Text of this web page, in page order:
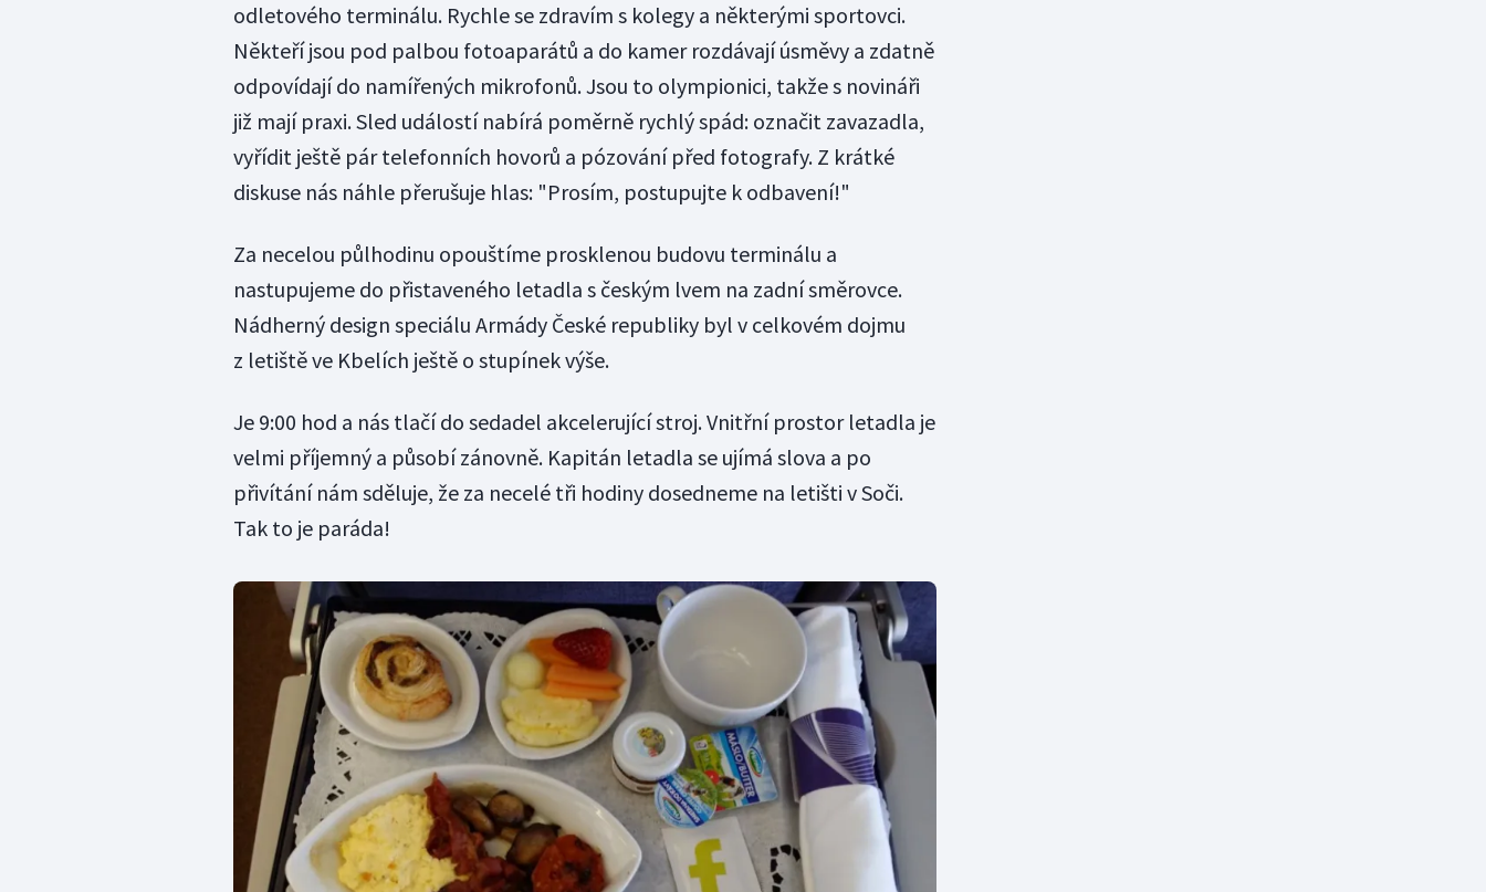
odletového terminálu. Rychle se zdravím s kolegy a některými sportovci.
Někteří jsou pod palbou fotoaparátů a do kamer rozdávají úsměvy a zdatně
odpovídají do namířených mikrofonů. Jsou to olympionici, takže s novináři
již mají praxi. Sled událostí nabírá poměrně rychlý spád: označit zavazadla,
vyřídit ještě pár telefonních hovorů a pózování před fotografy. Z krátké
diskuse nás náhle přerušuje hlas: "Prosím, postupujte k odbavení!"
Za necelou půlhodinu opouštíme prosklenou budovu terminálu a
nastupujeme do přistaveného letadla s českým lvem na zadní směrovce.
Nádherný design speciálu Armády České republiky byl v celkovém dojmu
z letiště ve Kbelích ještě o stupínek výše.
Je 9:00 hod a nás tlačí do sedadel akcelerující stroj. Vnitřní prostor letadla je
velmi příjemný a působí zánovně. Kapitán letadla se ujímá slova a po
přivítání nám sděluje, že za necelé tři hodiny dosedneme na letišti v Soči.
Tak to je paráda!